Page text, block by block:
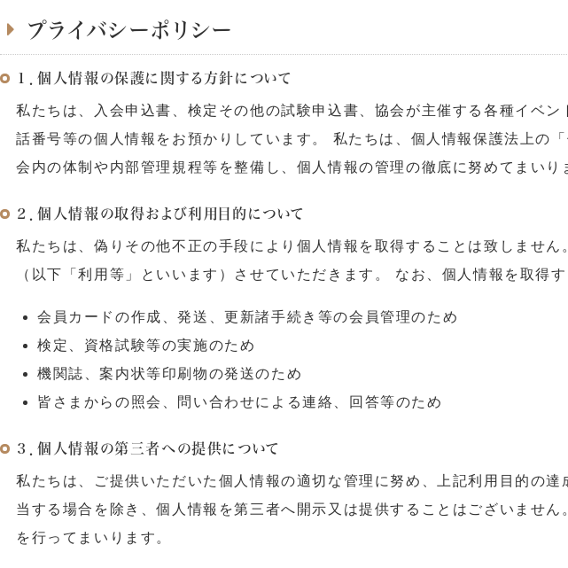
プライバシーポリシー
１．個人情報の保護に関する方針について
私たちは、入会申込書、検定その他の試験申込書、協会が主催する各種イベ
話番号等の個人情報をお預かりしています。 私たちは、個人情報保護法上の
会内の体制や内部管理規程等を整備し、個人情報の管理の徹底に努めてまいり
２．個人情報の取得および利用目的について
私たちは、偽りその他不正の手段により個人情報を取得することは致しませ
（以下「利用等」といいます）させていただきます。 なお、個人情報を取得
会員カードの作成、発送、更新諸手続き等の会員管理のため
検定、資格試験等の実施のため
機関誌、案内状等印刷物の発送のため
皆さまからの照会、問い合わせによる連絡、回答等のため
３．個人情報の第三者への提供について
私たちは、ご提供いただいた個人情報の適切な管理に努め、上記利用目的の
当する場合を除き、個人情報を第三者へ開示又は提供することはございませ
を行ってまいります。